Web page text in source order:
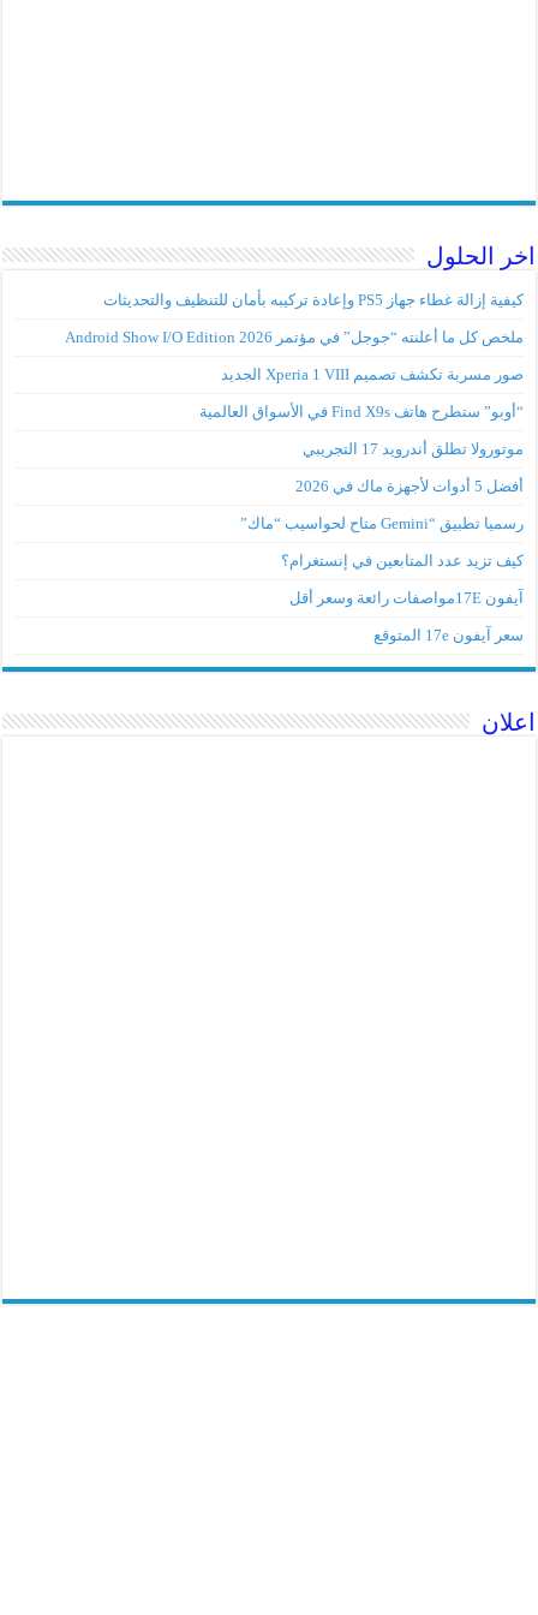
اخر الحلول
كيفية إزالة غطاء جهاز PS5 وإعادة تركيبه بأمان للتنظيف والتحديثات
ملخص كل ما أعلنته “جوجل” في مؤتمر Android Show I/O Edition 2026
صور مسربة تكشف تصميم Xperia 1 VIII الجديد
“أوبو” ستطرح هاتف Find X9s في الأسواق العالمية
موتورولا تطلق أندرويد 17 التجريبي
أفضل 5 أدوات لأجهزة ماك في 2026
رسميا تطبيق “Gemini متاح لحواسيب “ماك”
كيف تزيد عدد المتابعين في إنستغرام؟
آيفون 17Eمواصفات رائعة وسعر أقل
سعر آيفون 17e المتوقع
اعلان